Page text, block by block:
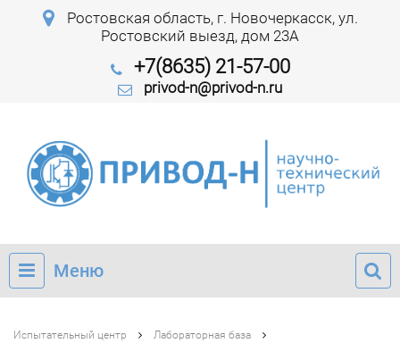
Ростовская область, г. Новочеркасск, ул.
Ростовский выезд, дом 23А
+7(8635) 21-57-00
privod-n@privod-n.ru
Меню
Испытательный центр Лабораторная база